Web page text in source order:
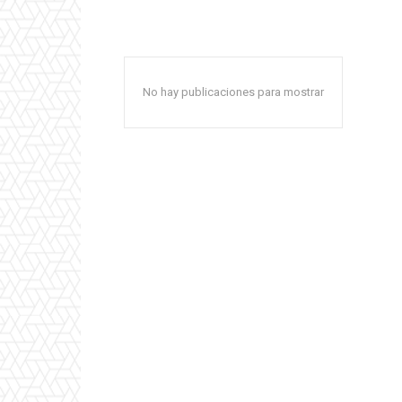
No hay publicaciones para mostrar